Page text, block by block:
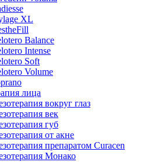
XL
Balance
Intense
Soft
Volume
лица
вокруг глаз
век
губ
от акне
препаратом Curacen
Монако